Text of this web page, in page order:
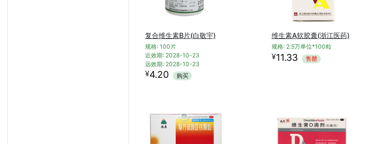
复合维生素B片(白敬宇)
规格: 100片
近效期: 2028-10-23
远效期: 2028-10-23
¥4.20 购买
维生素A软胶囊(浙江医药)
规格: 2.5万单位*100粒
¥11.33 售罄